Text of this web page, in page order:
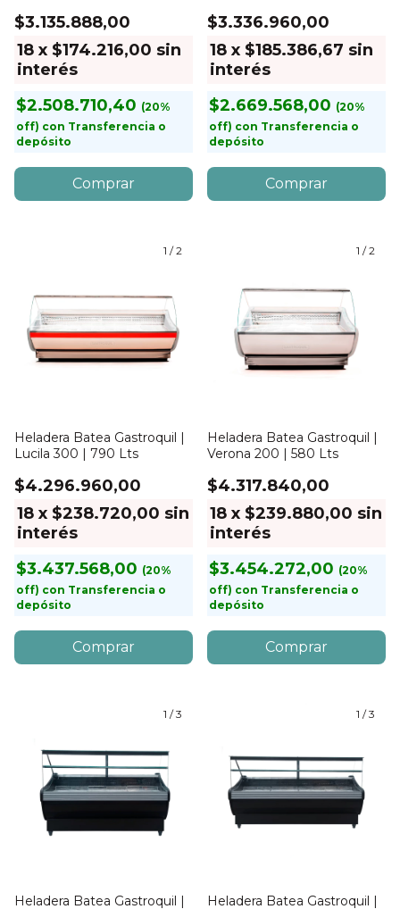
$3.135.888,00
18 x $174.216,00 sin
interés
$2.508.710,40
con Transferencia o
depósito
$3.336.960,00
18 x $185.386,67 sin
interés
$2.669.568,00
con Transferencia o
depósito
1 /2
Heladera Batea Gastroquil |
Lucila 300 | 790 Lts
$4.296.960,00
18 x $238.720,00 sin
interés
$3.437.568,00
con Transferencia o
depósito
1 /2
Heladera Batea Gastroquil |
Verona 200 | 580 Lts
$4.317.840,00
18 x $239.880,00 sin
interés
$3.454.272,00
con Transferencia o
depósito
1 /3
Heladera Batea Gastroquil |
1 /3
Heladera Batea Gastroquil |